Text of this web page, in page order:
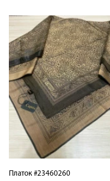
Платок #23460260